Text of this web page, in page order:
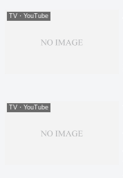
TV・YouTube
TV・YouTube